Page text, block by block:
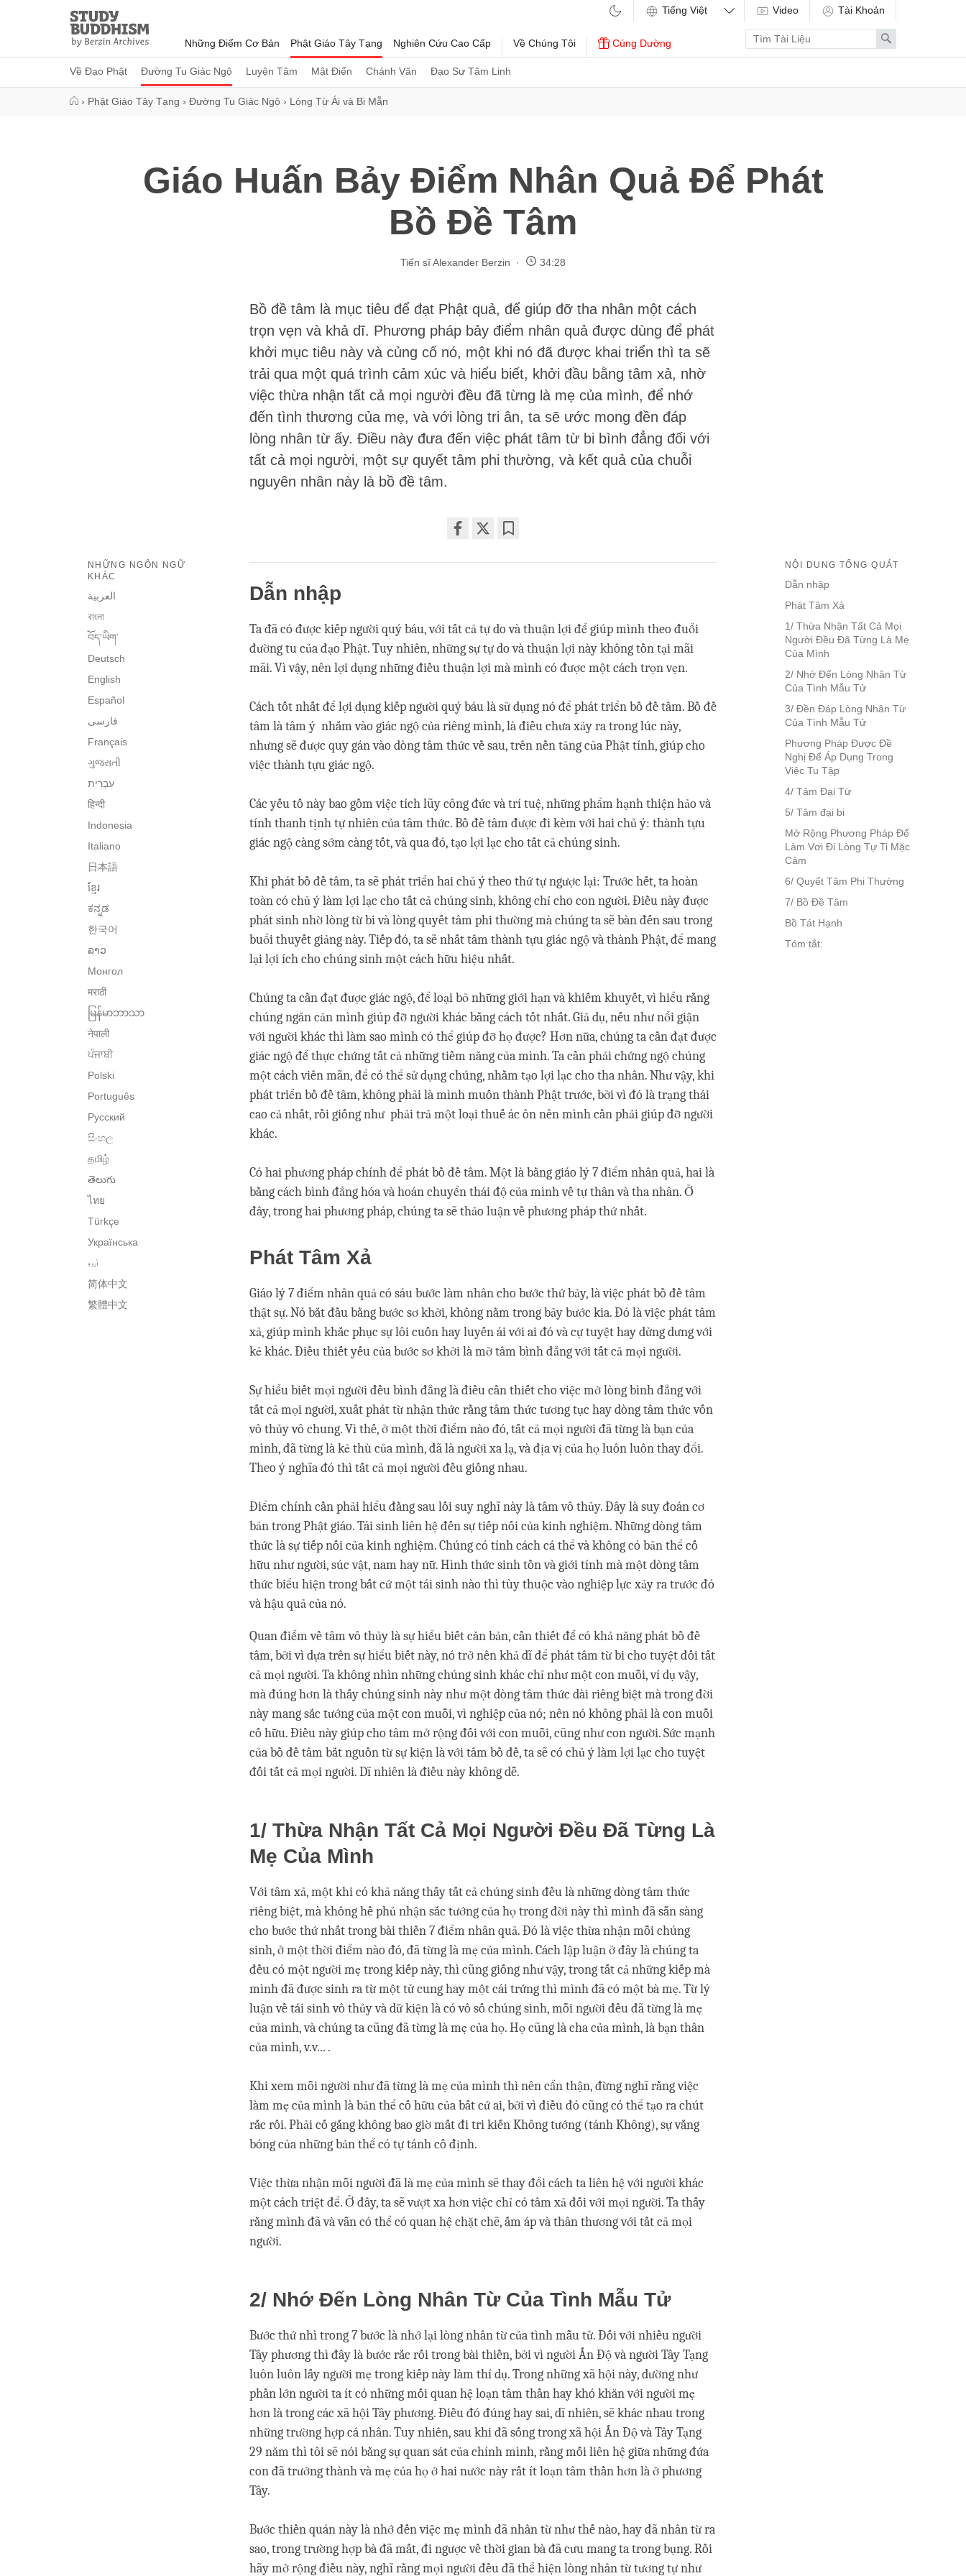
Study
Buddhism
Home
Những Điểm Cơ Bản Phật Giáo Tây Tạng
Về Đạo Phật Đường Tu Giác Ngộ Luyện Tâm Mật Điển Chánh Văn Đạo Sư Tâm Linh
Nghiên Cứu Cao Cấp Về Chúng Tôi Cúng Dường
Video Tài Khoản
Enter
search
term
Search
› Phật Giáo Tây Tạng › Đường Tu Giác Ngộ › Lòng Từ Ái và Bi Mẫn
Giáo Huấn Bảy Điểm Nhân Quả Để Phát
Bồ Đề Tâm
Tiến sĩ Alexander Berzin 34:28
Bồ đề tâm là mục tiêu để đạt Phật quả, để giúp đỡ tha nhân một cách
trọn vẹn và khả dĩ. Phương pháp bảy điểm nhân quả được dùng để phát
khởi mục tiêu này và củng cố nó, một khi nó đã được khai triển thì ta sẽ
trải qua một quá trình cảm xúc và hiểu biết, khởi đầu bằng tâm xả, nhờ
việc thừa nhận tất cả mọi người đều đã từng là mẹ của mình, để nhớ
đến tình thương của mẹ, và với lòng tri ân, ta sẽ ước mong đền đáp
lòng nhân từ ấy. Điều này đưa đến việc phát tâm từ bi bình đẳng đối với
tất cả mọi người, một sự quyết tâm phi thường, và kết quả của chuỗi
nguyên nhân này là bồ đề tâm.
on
NỘI DUNG TỔNG QUÁT
Dẫn nhập
Phát Tâm Xả
1/ Thừa Nhận Tất Cả Mọi
Người Đều Đã Từng Là Mẹ
Của Mình
2/ Nhớ Đến Lòng Nhân Từ
Của Tình Mẫu Tử
3/ Đền Đáp Lòng Nhân Từ
Của Tình Mẫu Tử
Phương Pháp Được Đề
Nghị Để Áp Dụng Trong
Việc Tu Tập
4/ Tâm Đại Từ
5/ Tâm đại bi
Mở Rộng Phương Pháp Để
Làm Vơi Đi Lòng Tự Ti Mặc
Cảm
6/ Quyết Tâm Phi Thường
7/ Bồ Đề Tâm
Bồ Tát Hạnh
Tóm tắt:
NHỮNG NGÔN NGỮ
KHÁC
العربية
বাংলা
བོད་ཡིག་
Deutsch
English
Español
فارسی
Français
ગુજરાતી
हिन्दी
Indonesia
Italiano
日本語
ខ្មែរ
ಕನ್ನಡ
한국어
ລາວ
Монгол
मराठी
မြန်မာဘာသာ
नेपाली
ਪੰਜਾਬੀ
Polski
Português
Русский
සිංහල
தமிழ்
తెలుగు
ไทย
Türkçe
Українська
اُردو
简体中文
繁體中文
Dẫn nhập
Ta đã có được kiếp người quý báu, với tất cả tự do và thuận lợi để giúp mình theo đuổi
đường tu của đạo Phật. Tuy nhiên, những sự tự do và thuận lợi này không tồn tại mãi
mãi. Vì vậy, nên lợi dụng những điều thuận lợi mà mình có được một cách trọn vẹn.
Cách tốt nhất để lợi dụng kiếp người quý báu là sử dụng nó để phát triển bồ đề tâm. Bồ đề
tâm là tâm ý nhắm vào giác ngộ của riêng mình, là điều chưa xảy ra trong lúc này,
nhưng sẽ được quy gán vào dòng tâm thức về sau, trên nền tảng của Phật tính, giúp cho
việc thành tựu giác ngộ.
Các yếu tố này bao gồm việc tích lũy công đức và trí tuệ, những phẩm hạnh thiện hảo và
tính thanh tịnh tự nhiên của tâm thức. Bồ đề tâm được đi kèm với hai chủ ý: thành tựu
giác ngộ càng sớm càng tốt, và qua đó, tạo lợi lạc cho tất cả chúng sinh.
Khi phát bồ đề tâm, ta sẽ phát triển hai chủ ý theo thứ tự ngược lại: Trước hết, ta hoàn
toàn có chủ ý làm lợi lạc cho tất cả chúng sinh, không chỉ cho con người. Điều này được
phát sinh nhờ lòng từ bi và lòng quyết tâm phi thường mà chúng ta sẽ bàn đến sau trong
buổi thuyết giảng này. Tiếp đó, ta sẽ nhất tâm thành tựu giác ngộ và thành Phật, để mang
lại lợi ích cho chúng sinh một cách hữu hiệu nhất.
Chúng ta cần đạt được giác ngộ, để loại bỏ những giới hạn và khiếm khuyết, vì hiểu rằng
chúng ngăn cản mình giúp đỡ người khác bằng cách tốt nhất. Giả dụ, nếu như nổi giận
với người khác thì làm sao mình có thể giúp đỡ họ được? Hơn nữa, chúng ta cần đạt được
giác ngộ để thực chứng tất cả những tiềm năng của mình. Ta cần phải chứng ngộ chúng
một cách viên mãn, để có thể sử dụng chúng, nhằm tạo lợi lạc cho tha nhân. Như vậy, khi
phát triển bồ đề tâm, không phải là mình muốn thành Phật trước, bởi vì đó là trạng thái
cao cả nhất, rồi giống như phải trả một loại thuế ác ôn nên mình cần phải giúp đỡ người
khác.
Có hai phương pháp chính để phát bồ đề tâm. Một là bằng giáo lý 7 điểm nhân quả, hai là
bằng cách bình đẳng hóa và hoán chuyển thái độ của mình về tự thân và tha nhân. Ở
đây, trong hai phương pháp, chúng ta sẽ thảo luận về phương pháp thứ nhất.
Phát Tâm Xả
Giáo lý 7 điểm nhân quả có sáu bước làm nhân cho bước thứ bảy, là việc phát bồ đề tâm
thật sự. Nó bắt đầu bằng bước sơ khởi, không nằm trong bảy bước kia. Đó là việc phát tâm
xả, giúp mình khắc phục sự lôi cuốn hay luyến ái với ai đó và cự tuyệt hay dửng dưng với
kẻ khác. Điều thiết yếu của bước sơ khởi là mở tâm bình đẳng với tất cả mọi người.
Sự hiểu biết mọi người đều bình đẳng là điều cần thiết cho việc mở lòng bình đẳng với
tất cả mọi người, xuất phát từ nhận thức rằng tâm thức tương tục hay dòng tâm thức vốn
vô thủy vô chung. Vì thế, ở một thời điểm nào đó, tất cả mọi người đã từng là bạn của
mình, đã từng là kẻ thù của mình, đã là người xa lạ, và địa vị của họ luôn luôn thay đổi.
Theo ý nghĩa đó thì tất cả mọi người đều giống nhau.
Điểm chính cần phải hiểu đằng sau lối suy nghĩ này là tâm vô thủy. Đây là suy đoán cơ
bản trong Phật giáo. Tái sinh liên hệ đến sự tiếp nối của kinh nghiệm. Những dòng tâm
thức là sự tiếp nối của kinh nghiệm. Chúng có tính cách cá thể và không có bản thể cố
hữu như người, súc vật, nam hay nữ. Hình thức sinh tồn và giới tính mà một dòng tâm
thức biểu hiện trong bất cứ một tái sinh nào thì tùy thuộc vào nghiệp lực xảy ra trước đó
và hậu quả của nó.
Quan điểm về tâm vô thủy là sự hiểu biết căn bản, cần thiết để có khả năng phát bồ đề
tâm, bởi vì dựa trên sự hiểu biết này, nó trở nên khả dĩ để phát tâm từ bi cho tuyệt đối tất
cả mọi người. Ta không nhìn những chúng sinh khác chỉ như một con muỗi, ví dụ vậy,
mà đúng hơn là thấy chúng sinh này như một dòng tâm thức dài riêng biệt mà trong đời
này mang sắc tướng của một con muỗi, vì nghiệp của nó; nên nó không phải là con muỗi
cố hữu. Điều này giúp cho tâm mở rộng đối với con muỗi, cũng như con người. Sức mạnh
của bồ đề tâm bắt nguồn từ sự kiện là với tâm bồ đề, ta sẽ có chủ ý làm lợi lạc cho tuyệt
đối tất cả mọi người. Dĩ nhiên là điều này không dễ.
1/ Thừa Nhận Tất Cả Mọi Người Đều Đã Từng Là
Mẹ Của Mình
Với tâm xả, một khi có khả năng thấy tất cả chúng sinh đều là những dòng tâm thức
riêng biệt, mà không hề phủ nhận sắc tướng của họ trong đời này thì mình đã sẵn sàng
cho bước thứ nhất trong bài thiền 7 điểm nhân quả. Đó là việc thừa nhận mỗi chúng
sinh, ở một thời điểm nào đó, đã từng là mẹ của mình. Cách lập luận ở đây là chúng ta
đều có một người mẹ trong kiếp này, thì cũng giống như vậy, trong tất cả những kiếp mà
mình đã được sinh ra từ một tử cung hay một cái trứng thì mình đã có một bà mẹ. Từ lý
luận về tái sinh vô thủy và dữ kiện là có vô số chúng sinh, mỗi người đều đã từng là mẹ
của mình, và chúng ta cũng đã từng là mẹ của họ. Họ cũng là cha của mình, là bạn thân
của mình, v.v... .
Khi xem mỗi người như đã từng là mẹ của mình thì nên cẩn thận, đừng nghĩ rằng việc
làm mẹ của mình là bản thể cố hữu của bất cứ ai, bởi vì điều đó cũng có thể tạo ra chút
rắc rối. Phải cố gắng không bao giờ mất đi tri kiến Không tướng (tánh Không), sự vắng
bóng của những bản thể có tự tánh cố định.
Việc thừa nhận mỗi người đã là mẹ của mình sẽ thay đổi cách ta liên hệ với người khác
một cách triệt để. Ở đây, ta sẽ vượt xa hơn việc chỉ có tâm xả đối với mọi người. Ta thấy
rằng mình đã và vẫn có thể có quan hệ chặt chẽ, ấm áp và thân thương với tất cả mọi
người.
2/ Nhớ Đến Lòng Nhân Từ Của Tình Mẫu Tử
Bước thứ nhì trong 7 bước là nhớ lại lòng nhân từ của tình mẫu tử. Đối với nhiều người
Tây phương thì đây là bước rắc rối trong bài thiền, bởi vì người Ấn Độ và người Tây Tạng
luôn luôn lấy người mẹ trong kiếp này làm thí dụ. Trong những xã hội này, dường như
phần lớn người ta ít có những mối quan hệ loạn tâm thần hay khó khăn với người mẹ
hơn là trong các xã hội Tây phương. Điều đó đúng hay sai, dĩ nhiên, sẽ khác nhau trong
những trường hợp cá nhân. Tuy nhiên, sau khi đã sống trong xã hội Ấn Độ và Tây Tạng
29 năm thì tôi sẽ nói bằng sự quan sát của chính mình, rằng mối liên hệ giữa những đứa
con đã trưởng thành và mẹ của họ ở hai nước này rất ít loạn tâm thần hơn là ở phương
Tây.
Bước thiền quán này là nhớ đến việc mẹ mình đã nhân từ như thế nào, hay đã nhân từ ra
sao, trong trường hợp bà đã mất, đi ngược về thời gian bà đã cưu mang ta trong bụng. Rồi
hãy mở rộng điều này, nghĩ rằng mọi người đều đã thể hiện lòng nhân từ tương tự như